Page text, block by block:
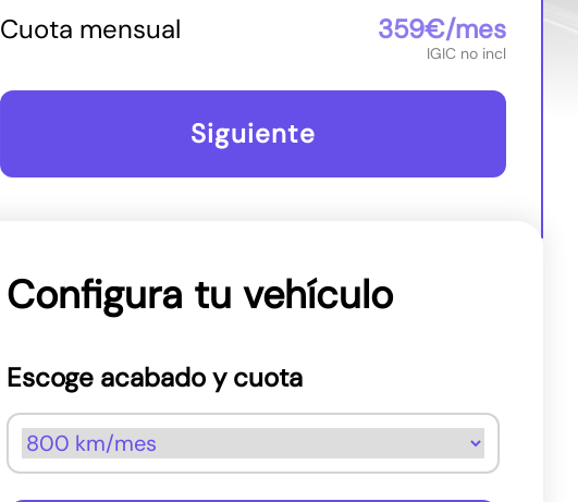
Cuota mensual 359€/mes
IGIC no incl
Siguiente
Configura tu vehículo
Escoge acabado y cuota